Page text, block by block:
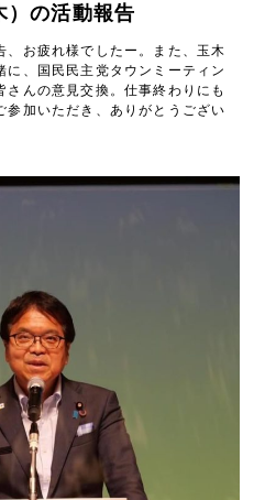
の活動報告
、お疲れ様でしたー。また、玉木
に、国民民主党タウンミーティン
さんの意見交換。仕事終わりにも
参加いただき、ありがとうござい